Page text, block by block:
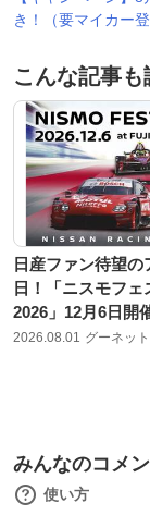
き！（要マイカー
こんな記事
日産ファン待望の
日！「ニスモフェ
2026」12月6日開
2026.08.01 グーネット
みんなのコメ
使い方